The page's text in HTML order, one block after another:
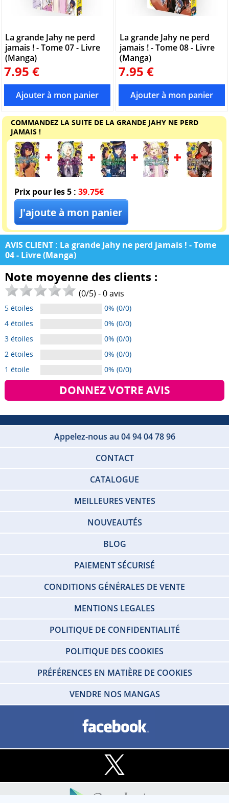
La grande Jahy ne perd
jamais ! - Tome 07 - Livre
(Manga)
7.95 €
La grande Jahy ne perd
jamais ! - Tome 08 - Livre
(Manga)
7.95 €
COMMANDEZ LA SUITE DE LA GRANDE JAHY NE PERD
JAMAIS !
Prix pour les 5 : 39.75€
AVIS CLIENT : La grande Jahy ne perd jamais ! - Tome
04 - Livre (Manga)
Note moyenne des clients :
(0/5) -0avis
5 étoiles
0% (0/0)
4 étoiles
0% (0/0)
3 étoiles
0% (0/0)
2 étoiles
0% (0/0)
1 étoile
0% (0/0)
DONNEZ VOTRE AVIS
Appelez-nous au 04 94 04 78 96
CONTACT
CATALOGUE
MEILLEURES VENTES
NOUVEAUTÉS
BLOG
PAIEMENT SÉCURISÉ
CONDITIONS GÉNÉRALES DE VENTE
MENTIONS LEGALES
POLITIQUE DE CONFIDENTIALITÉ
POLITIQUE DES COOKIES
PRÉFÉRENCES EN MATIÈRE DE COOKIES
VENDRE NOS MANGAS